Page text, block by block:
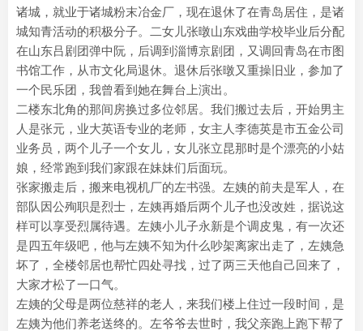
诸城，就业于诸城粉末冶金厂，现在退休了在青岛居住，是诸
城知青活动的积极分子。二女儿张暾山东戏曲学校毕业后分配
在山东吕剧团弹中阮，后调到淄博京剧团，又调回青岛在市图
书馆工作，从市文化局退休。退休后张暾又重操旧业，参加了
一个民乐团，我曾看到她在舞台上演出。
二楼东北角的那间房换过多位邻居。我们搬过去后，开始男主
人是张元，业大英语专业的老师，女主人李德英是市五金公司
业务员，两个儿子一个女儿，女儿张立昆那时是个漂亮的小姑
娘，经常跑到我们家跟在妹妹们后面玩。
张家搬走后，搬来电视机厂的左书强。左姨的前夫是军人，在
部队因公殉职是烈士，左姨再婚后两个儿子也没改姓，据说这
样可以享受烈属待遇。左姨小儿子永新是个调皮鬼，有一次还
是四五年级吧，他与左姨不知为什么吵架离家出走了，左姨急
坏了，全楼邻居也帮忙四处寻找，过了两三天他自己回来了，
大家才松了一口气。
左姨的父母是两位慈祥的老人，来我们楼上住过一段时间，是
左姨为他们养老送终的。左爷爷去世时，我父亲跑上跑下帮了